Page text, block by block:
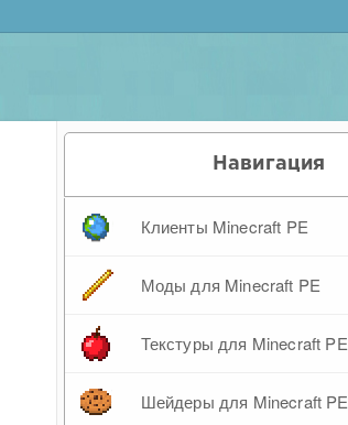
Навигация
Клиенты Minecraft PE
Моды для Minecraft PE
Текстуры для Minecraft PE
Шейдеры для Minecraft PE